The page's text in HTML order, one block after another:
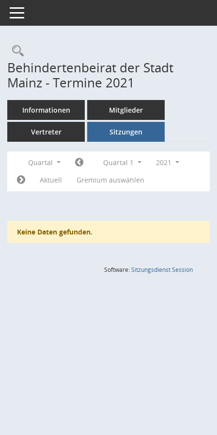
Toggle navigation
Rechercheauswahl
Behindertenbeirat der Stadt
Mainz - Termine 2021
Informationen Mitglieder
Vertreter Sitzungen
Quartal Quartal 1
2021
Aktuell
Gremium auswählen
Keine Daten gefunden.
Software:SitzungsdienstSession(Wird in